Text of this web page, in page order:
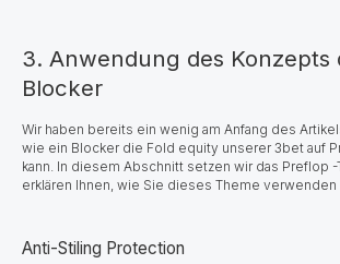
3. Anwendung des Konzepts
Blocker
Wir haben bereits ein wenig am Anfang des
wie ein Blocker die Fold equity unserer 3bet auf
kann. In diesem Abschnitt setzen wir das Preflop -
erklären Ihnen, wie Sie dieses Theme verwenden
Anti-Stiling Protection